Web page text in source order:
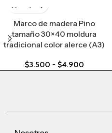
Marco de madera Pino
tamaño 30×40 moldura
tradicional color alerce (A3)
$3.500 - $4.900